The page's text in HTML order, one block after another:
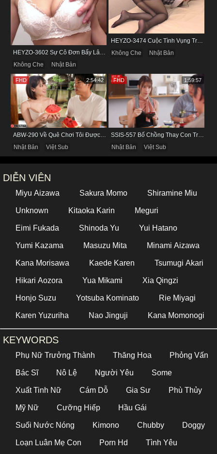
Không Che
Nhật Bản
Không Che
Nhật Bản
Nhật Bản
Việt Sub
FHD 2:54:42
SSIS-557 Bố Chồng Thay Con Trai Bị Liệt Dương Chăm Sóc Con Dâu
Nhật Bản
Việt Sub
FHD 1:59:57
DIỄN VIÊN
Miyu Aizawa Sakura Momo Shiramine Miu
Unknown Kitaoka Karin Meguri
Eimi Fukada Shinoda Yu Yui Hatano
Yumi Kazama Masuzu Mita Minami Aizawa
Kana Morisawa Kaede Karen Tsumugi Akari
Hikari Aozora Yua Mikami Xia Qingzi
Honjo Suzu Yotsuba Kominato Rie Miyagi
Karen Yuzuriha Nao Jinguji Kana Momonogi
KEYWORDS
Phụ Nữ Trưởng Thành Thăng Hoa Phỏng Vấn
Bác Sĩ Nô Lệ Người Yêu Some
Xuất Tinh Nữ Cám Dỗ Gia Sư Phù Thủy
Mỹ Nữ Cưỡng Hiếp Hầu Gái
Suối Nước Nóng Kimono Chubby Doggy
Loạn Luân Mẹ Con Porn Hd Tình Yêu